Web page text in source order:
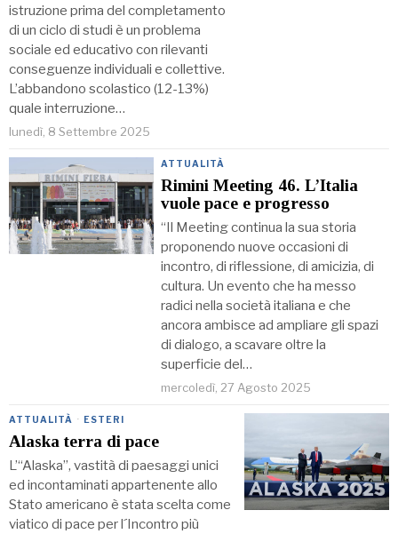
istruzione prima del completamento
di un ciclo di studi è un problema
sociale ed educativo con rilevanti
conseguenze individuali e collettive.
L’abbandono scolastico (12-13%)
quale interruzione…
lunedì, 8 Settembre 2025
ATTUALITÀ
Rimini Meeting 46. L’Italia
vuole pace e progresso
“Il Meeting continua la sua storia
proponendo nuove occasioni di
incontro, di riflessione, di amicizia, di
cultura. Un evento che ha messo
radici nella società italiana e che
ancora ambisce ad ampliare gli spazi
di dialogo, a scavare oltre la
superficie del…
mercoledì, 27 Agosto 2025
ATTUALITÀ · ESTERI
Alaska terra di pace
L’“Alaska”, vastità di paesaggi unici
ed incontaminati appartenente allo
Stato americano è stata scelta come
viatico di pace per l´Incontro più